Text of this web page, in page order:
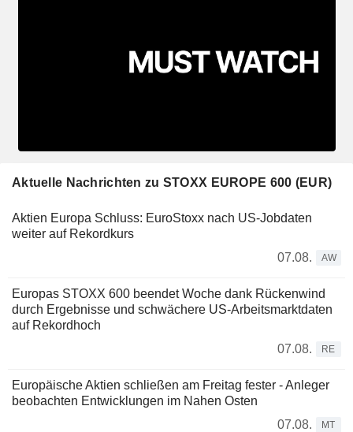
Aktuelle Nachrichten zu STOXX EUROPE 600 (EUR)
Aktien Europa Schluss: EuroStoxx nach US-Jobdaten
weiter auf Rekordkurs
07.08.
AW
Europas STOXX 600 beendet Woche dank Rückenwind
durch Ergebnisse und schwächere US-Arbeitsmarktdaten
auf Rekordhoch
07.08.
RE
Europäische Aktien schließen am Freitag fester - Anleger
beobachten Entwicklungen im Nahen Osten
07.08.
MT